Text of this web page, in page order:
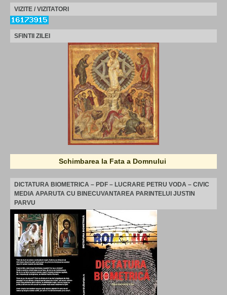
VIZITE / VIZITATORI
SFINTII ZILEI
Schimbarea la Fata a Domnului
DICTATURA BIOMETRICA – PDF – LUCRARE PETRU VODA – CIVIC
MEDIA APARUTA CU BINECUVANTAREA PARINTELUI JUSTIN
PARVU